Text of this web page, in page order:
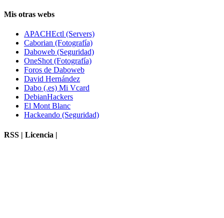
Mis otras webs
APACHEctl (Servers)
Caborian (Fotografía)
Daboweb (Seguridad)
OneShot (Fotografía)
Foros de Daboweb
David Hernández
Dabo (.es) Mi Vcard
DebianHackers
El Mont Blanc
Hackeando (Seguridad)
RSS | Licencia |